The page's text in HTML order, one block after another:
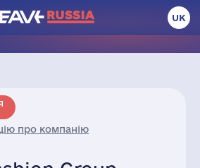
UK
про компанію